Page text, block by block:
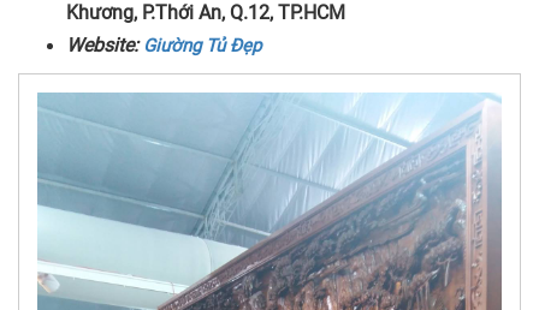
Khương, P.Thới An, Q.12, TP.HCM
Website: Giường Tủ Đẹp